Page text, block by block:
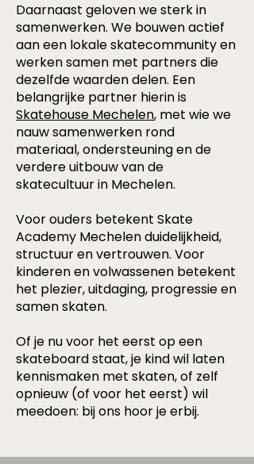
Daarnaast geloven we sterk in
samenwerken. We bouwen actief
aan een lokale skatecommunity en
werken samen met partners die
dezelfde waarden delen. Een
belangrijke partner hierin is
Skatehouse Mechelen, met wie we
nauw samenwerken rond
materiaal, ondersteuning en de
verdere uitbouw van de
skatecultuur in Mechelen.
Voor ouders betekent Skate
Academy Mechelen duidelijkheid,
structuur en vertrouwen. Voor
kinderen en volwassenen betekent
het plezier, uitdaging, progressie en
samen skaten.
Of je nu voor het eerst op een
skateboard staat, je kind wil laten
kennismaken met skaten, of zelf
opnieuw (of voor het eerst) wil
meedoen: bij ons hoor je erbij.